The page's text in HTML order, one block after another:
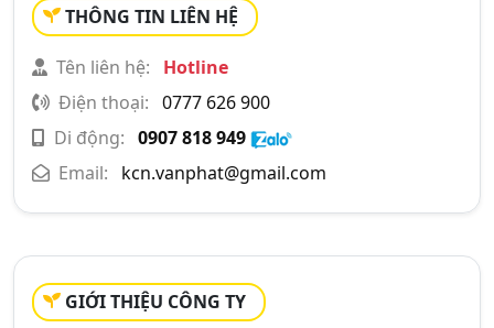
THÔNG TIN LIÊN HỆ
Tên liên hệ:
Hotline
Điện thoại: 0777 626 900
Di động: 0907 818 949
Email:
kcn.vanphat@gmail.com
GIỚI THIỆU CÔNG TY